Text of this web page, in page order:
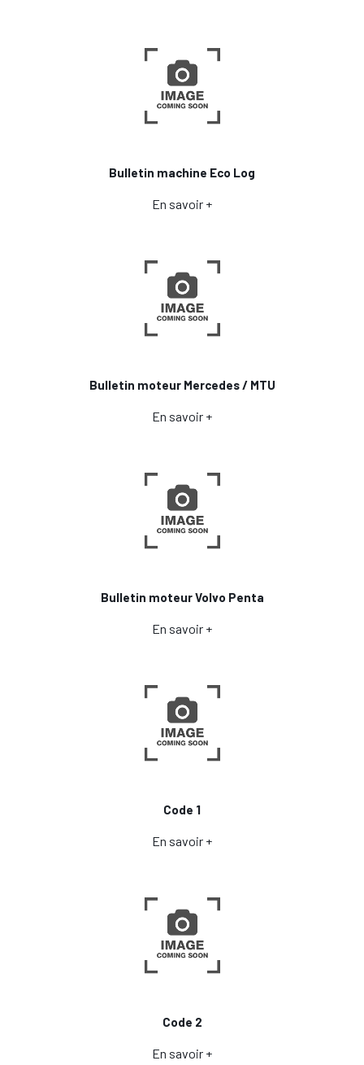
Bulletin machine Eco Log
En savoir +
Bulletin moteur Mercedes / MTU
En savoir +
Bulletin moteur Volvo Penta
En savoir +
Code 1
En savoir +
Code 2
En savoir +